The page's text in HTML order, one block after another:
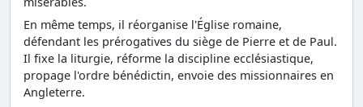
En même temps, il réorganise l'Église romaine,
défendant les prérogatives du siège de Pierre et de Paul.
Il fixe la liturgie, réforme la discipline ecclésiastique,
propage l'ordre bénédictin, envoie des missionnaires en
Angleterre.